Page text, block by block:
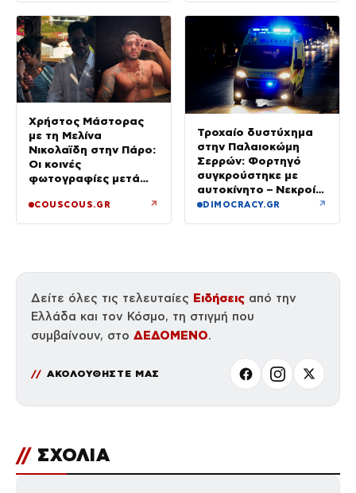
Χρήστος Μάστορας
με τη Μελίνα
Νικολαϊδη στην Πάρο:
Οι κοινές
φωτογραφίες μετά
τη Γαρυφαλιά
COUSCOUS.GR ↗
Τροχαίο δυστύχημα
στην Παλαιοκώμη
Σερρών: Φορτηγό
συγκρούστηκε με
αυτοκίνητο – Νεκροί
οι επιβάτες του ΙΧ
DIMOCRACY.GR ↗
Δείτε όλες τις τελευταίες Ειδήσεις από την
Ελλάδα και τον Κόσμο, τη στιγμή που
συμβαίνουν, στο ΔΕΔΟΜΕΝΟ.
ΑΚΟΛΟΥΘΗΣΤΕ ΜΑΣ
// ΣΧΟΛΙΑ